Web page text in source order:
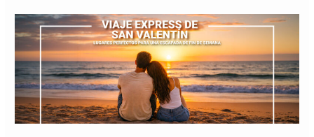
Viaje
express
de
San
Valentín:
lugares
perfectos